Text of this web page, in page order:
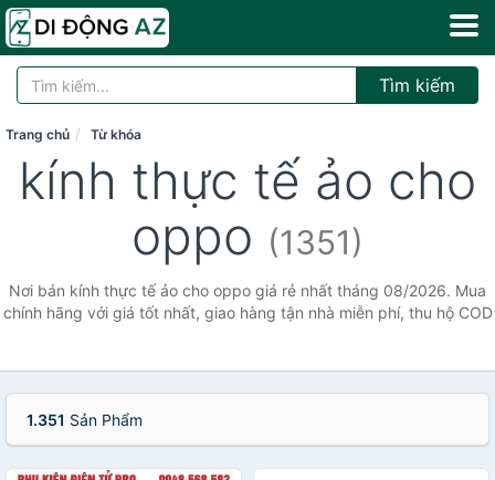
Tìm kiếm
Trang chủ Từ khóa
kính thực tế ảo cho
oppo (1351)
Nơi bán kính thực tế ảo cho oppo giá rẻ nhất tháng 08/2026. Mua
chính hãng với giá tốt nhất, giao hàng tận nhà miễn phí, thu hộ COD
1.351 Sản Phẩm